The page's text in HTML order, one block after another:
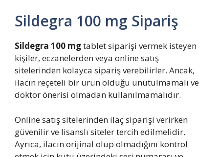
Sildegra 100 mg Sipariş
Sildegra 100 mgtablet siparişi vermek isteyen
kişiler, eczanelerden veya online satış
sitelerinden kolayca sipariş verebilirler. Ancak,
ilacın reçeteli bir ürün olduğu unutulmamalı ve
doktor önerisi olmadan kullanılmamalıdır.
Online satış sitelerinden ilaç siparişi verirken
güvenilir ve lisanslı siteler tercih edilmelidir.
Ayrıca, ilacın orijinal olup olmadığını kontrol